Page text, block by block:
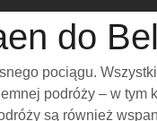
do
pociągu.
podróży – w
są również